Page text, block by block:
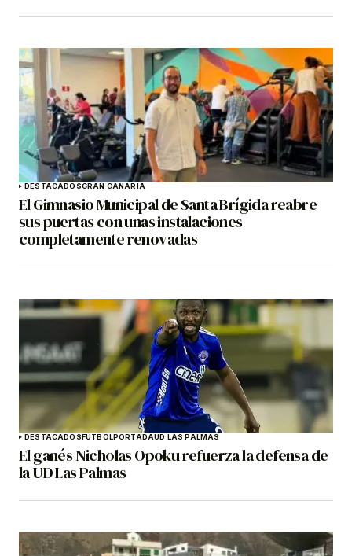
DESTACADOSGRAN CANARIA
El Gimnasio Municipal de Santa Brígida reabre
sus puertas con unas instalaciones
completamente renovadas
DESTACADOSFÚTBOLPORTADAUD LAS PALMAS
El ganés Nicholas Opoku refuerza la defensa de
la UD Las Palmas